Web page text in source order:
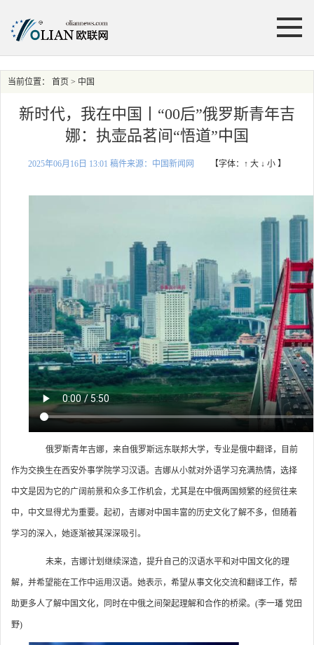
当前位置： 首页 > 中国
新时代，我在中国丨“00后”俄罗斯青年吉
娜：执壶品茗间“悟道”中国
2025年06月16日 13:01 稿件来源：中国新闻网 【字体： ↑ 大 ↓ 小 】
俄罗斯青年吉娜，来自俄罗斯远东联邦大学，专业是俄中翻译，目前
作为交换生在西安外事学院学习汉语。吉娜从小就对外语学习充满热情，选择
中文是因为它的广阔前景和众多工作机会，尤其是在中俄两国频繁的经贸往来
中，中文显得尤为重要。起初，吉娜对中国丰富的历史文化了解不多，但随着
学习的深入，她逐渐被其深深吸引。
未来，吉娜计划继续深造，提升自己的汉语水平和对中国文化的理
解，并希望能在工作中运用汉语。她表示，希望从事文化交流和翻译工作，帮
助更多人了解中国文化，同时在中俄之间架起理解和合作的桥梁。(李一璠 党田
野)